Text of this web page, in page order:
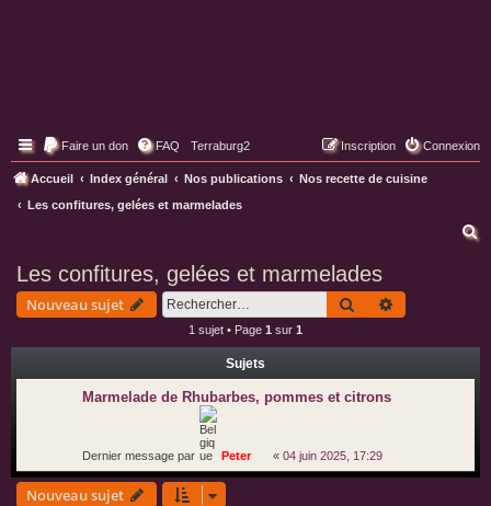
Pages web de Terraburg
Faire un don FAQ Terraburg2 Connexion
Inscription
Accueil Index général Nos publications
Nos recette de cuisine
Les confitures, gelées et marmelades
Les confitures, gelées et marmelades
Nouveau sujet Rechercher
1 sujet • Page 1 sur 1
Sujets
Marmelade de Rhubarbes, pommes et citrons
Dernier message par Peter « 04 juin 2025, 17:29
Nouveau sujet